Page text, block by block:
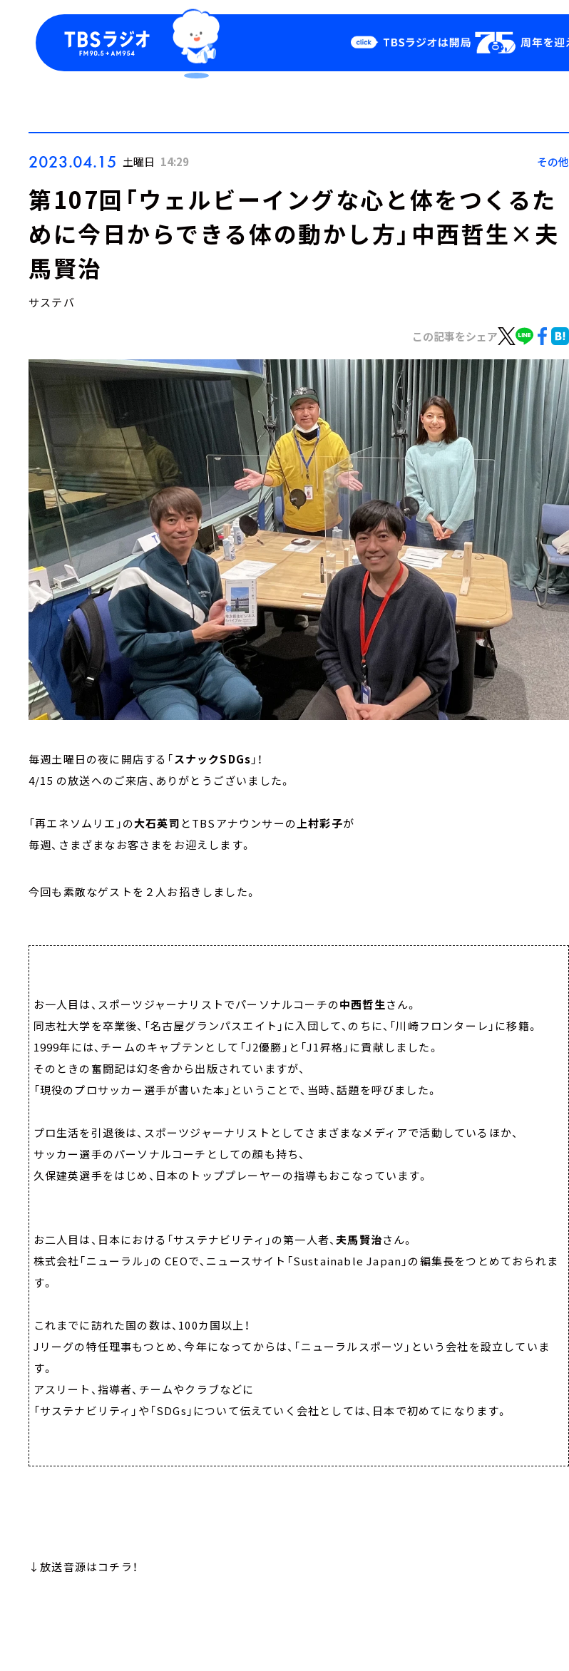
Podcast
YouTube
2023.04.15 土曜日 14:29 その他
第107回「ウェルビーイングな心と体をつくるた
めに今日からできる体の動かし方」中西哲生×夫
馬賢治
サステバ
この記事をシェア
毎週土曜日の夜に開店する「スナックSDGs 」！
4/15 の放送へのご来店、ありがとうございました。
「再エネソムリエ」の大石英司 とTBSアナウンサーの 上村彩子が
毎週、さまざまなお客さまをお迎えします。
今回も素敵なゲストを２人お招きしました。
お一人目は、スポーツジャーナリストでパーソナルコーチの中西哲生さん。
同志社大学を卒業後、「名古屋グランパスエイト」に入団して、のちに、「川崎フロンターレ」に移籍。
1999年には、チームのキャプテンとして「J2優勝」と「J1昇格」に貢献しました。
そのときの奮闘記は幻冬舎から出版されていますが、
「現役のプロサッカー選手が書いた本」ということで、当時、話題を呼びました。
プロ生活を引退後は、スポーツジャーナリストとしてさまざまなメディアで活動しているほか、
サッカー選手のパーソナルコーチとしての顔も持ち、
久保建英選手をはじめ、日本のトッププレーヤーの指導もおこなっています。
お二人目は、日本における「サステナビリティ」の第一人者、夫馬賢治さん。
株式会社「ニューラル」の CEOで、ニュースサイト「Sustainable Japan」の編集長をつとめておられま
す。
これまでに訪れた国の数は、100カ国以上！
Jリーグの特任理事もつとめ、今年になってからは、「ニューラルスポーツ」という会社を設立していま
す。
アスリート、指導者、チームやクラブなどに
「サステナビリティ」や「SDGs」について伝えていく会社としては、日本で初めてになります。
↓放送音源はコチラ！